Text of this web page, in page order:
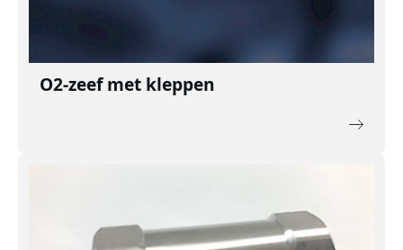
O2-zeef met kleppen